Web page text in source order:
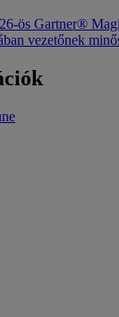
ös Gartner®
vezetőnek